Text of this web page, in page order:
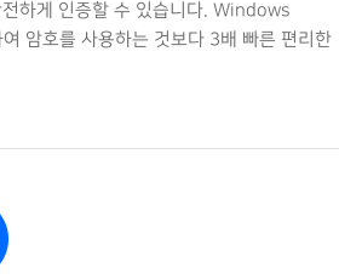
하게 인증할 수 있습니다. Windows
암호를 사용하는 것보다 3배 빠른 편리한